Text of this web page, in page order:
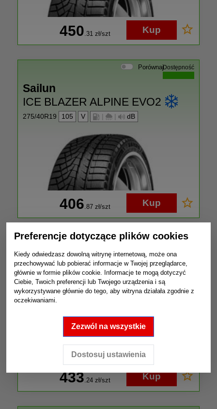
Preferencje dotyczące plików cookies
Kiedy odwiedzasz dowolną witrynę internetową, może ona
przechowywać lub pobierać informacje w Twojej przeglądarce,
głównie w formie plików cookie. Informacje te mogą dotyczyć
Ciebie, Twoich preferencji lub Twojego urządzenia i są
wykorzystywane głównie do tego, aby witryna działała zgodnie z
oczekiwaniami.
Zezwól na wszystkie
Dostosuj ustawienia
450 .31 zł/szt Kup
PorównajDostępność
Sailun
ICE BLAZER ALPINE EVO2
275/40R19 105 V | | dB
406.87zł/szt Kup
PorównajDostępność
Sailun
ICE BLAZER ALPINE EVO2
275/40R20 106 V | | dB
433 .24zł/szt Kup